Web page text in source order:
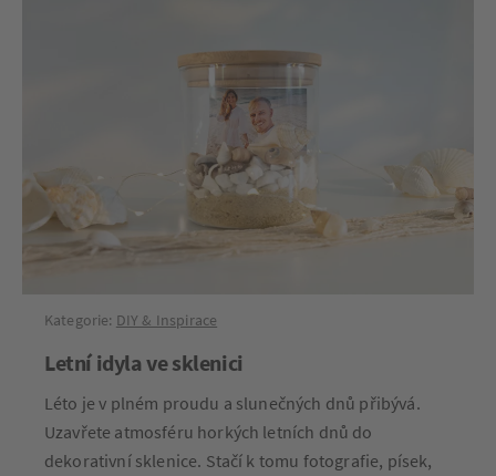
Kategorie: DIY & Inspirace
Letní idyla ve sklenici
Léto je v plném proudu a slunečných dnů přibývá.
Uzavřete atmosféru horkých letních dnů do
dekorativní sklenice. Stačí k tomu fotografie, písek,